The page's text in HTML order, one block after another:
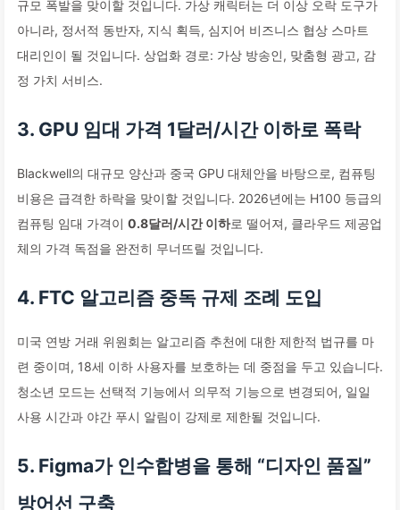
규모 폭발을 맞이할 것입니다. 가상 캐릭터는 더 이상 오락 도구가
아니라, 정서적 동반자, 지식 획득, 심지어 비즈니스 협상 스마트
대리인이 될 것입니다. 상업화 경로: 가상 방송인, 맞춤형 광고, 감
정 가치 서비스.
3. GPU 임대 가격 1달러/시간 이하로 폭락
Blackwell의 대규모 양산과 중국 GPU 대체안을 바탕으로, 컴퓨팅
비용은 급격한 하락을 맞이할 것입니다. 2026년에는 H100 등급의
컴퓨팅 임대 가격이 0.8달러/시간 이하로 떨어져, 클라우드 제공업
체의 가격 독점을 완전히 무너뜨릴 것입니다.
4. FTC 알고리즘 중독 규제 조례 도입
미국 연방 거래 위원회는 알고리즘 추천에 대한 제한적 법규를 마
련 중이며, 18세 이하 사용자를 보호하는 데 중점을 두고 있습니다.
청소년 모드는 선택적 기능에서 의무적 기능으로 변경되어, 일일
사용 시간과 야간 푸시 알림이 강제로 제한될 것입니다.
5. Figma가 인수합병을 통해 “디자인 품질”
방어선 구축